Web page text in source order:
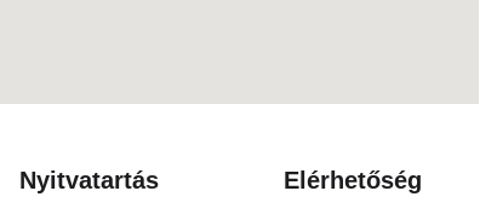
Nyitvatartás Elérhetőség